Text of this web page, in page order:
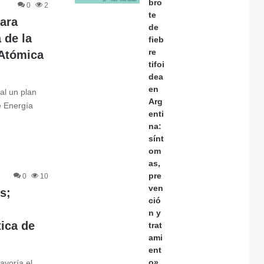
0 2
de la
un plan
Energía
0 10
de
bro
te
de
fieb
re
tifoi
dea
en
Arg
enti
na:
sínt
om
as,
pre
ven
ció
n y
trat
ami
ent